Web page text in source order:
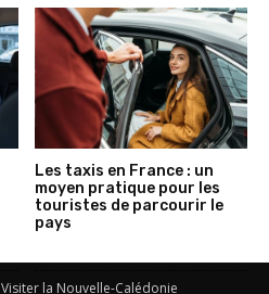
Les taxis en France : un
moyen pratique pour les
touristes de parcourir le
pays
Visiter la Nouvelle-Calédonie